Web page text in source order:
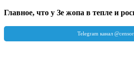
Главное, что у Зе жопа в тепле и